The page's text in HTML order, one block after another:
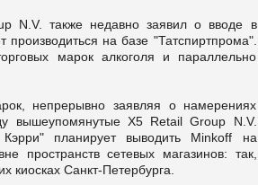
также недавно заявил о вводе в
на базе "Татспиртпрома".
марок алкоголя и параллельно
непрерывно заявляя о намерениях
вышеупомянутые Х5 Retail Group N.V.
планирует выводить Minkoff на
пространств сетевых магазинов: так,
Санкт-Петербурга.